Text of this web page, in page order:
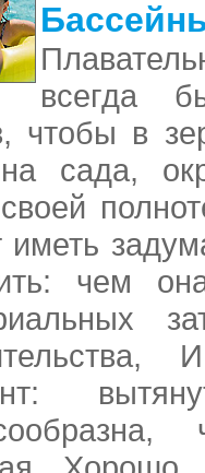
всегда
чтобы в
сада,
иметь
чем